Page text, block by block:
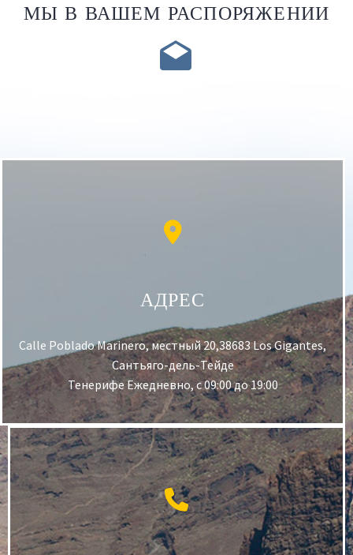
МЫ В ВАШЕМ РАСПОРЯЖЕНИИ


АДРЕС
Calle Poblado Marinero, местный 20,38683 Los Gigantes,
Сантьяго-дель-Тейде
Тенерифе Ежедневно, с 09:00 до 19:00